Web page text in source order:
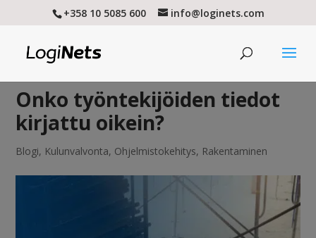
+358 10 5085 600 info@loginets.com
Onko työntekijöiden tiedot
kirjattu oikein?
Blogi, Kulunvalvonta, Ohjelmistokehitys, Rakentaminen